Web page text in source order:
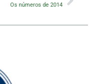
Os números de 2014